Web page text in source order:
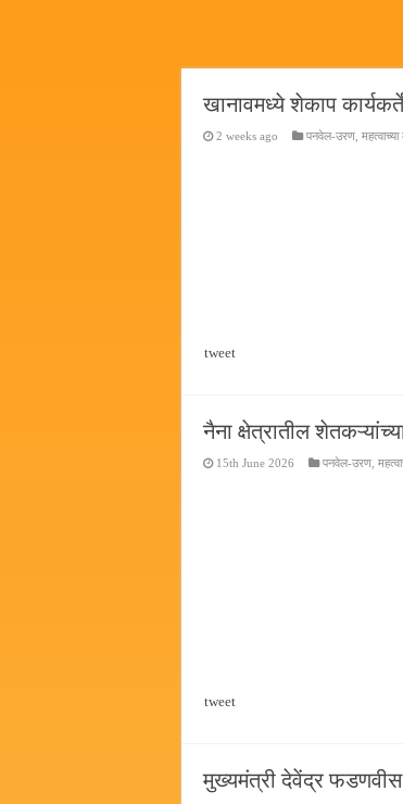
खानावमध्ये शेकाप
2 weeks ago पनवेल-उरण महत्वाच्या
tweet
नैना क्षेत्रातील
15th June 2026 पनवेल-उरण
tweet
मुख्यमंत्री देवेंद्र फडणवीस